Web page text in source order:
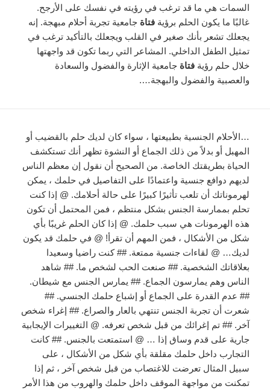
السمات هي ما قد ترغب في رؤيته في نفسك على الأرجح.
غالبًا ما يكون الحلم برؤيةفتاة جامعية تجربة أحلام مبهجة. إنه
يجعلك تشعر بأنك صغير في القلب ويجعلك بالتأكيد ترغب في
تمثيل الطفل الداخلي. المشاعر التي ربما تكون قد واجهتها
خلال حلم رؤيةفتاة جامعية الإثارة والفضول والسعادة
والعصبية والفضول والبهجة….
…الأحلام الجنسية بطبيعتها ، سواء كان لديك حلم بالقضيب أو
المهبل أو بدلاً من ذلك الجماع أو النشوة تظهر أنك تستكشف
الحياة بطريقتك الخاصة. من الصحيح أن نقول إن معظم الناس
لديهم دوافع جنسية واعتمادًا على التفاصيل في حلمك ، يمكن
لهرموناتك أن تلعب تأثيرًا كبيرًا على حالة أحلامك. @ إذا كنت
تحلم بممارسة الجنس بشكل منتظم ، فمن المحتمل أن تكون
هذه الهرمونات هي سبب حلمك. @ إذا كان الحلم غريبًا بأي
شكل من الأشكال ، فمن المهم أن تقرأ! @ في حلمك قد يكون
لديك… @ لقاءات جنسية ممتعة. ## كنت راضيا وسعيدا
بعلاقاتك الشخصية. ## صنعت الحب لشخص ما. ## شاهد
الناس وهم يمارسون الجماع. ## يمارس الجنس مع شيطان.
## عدم القدرة على الجماع أو إشباع حلمك الجنسي. ##
شعرت أن تجربة الجنس تنتهي بالعار والصراع. ## إغراء شخص
آخر. ## تم إغرائك من قبل شخص تعرفه. @ التغييرات الإيجابية
جارية على قدم وساق إذا … @ استمتعت بالجنس. ## كانت
التجارب داخل حلمك مقلقة بأي شكل من الأشكال ، على
سبيل المثال تعرضت للاغتصاب من قبل شخص آخر ، ثم إذا
تمكنت من مواجهة الموقف داخل حلمك والهروب من هذا الأمر